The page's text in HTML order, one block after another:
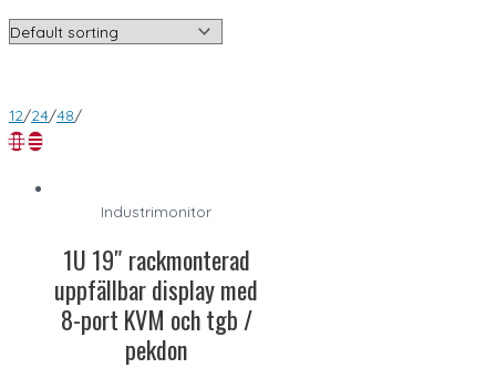
12/24/48/
Industrimonitor
1U 19″ rackmonterad
uppfällbar display med
8-port KVM och tgb /
pekdon